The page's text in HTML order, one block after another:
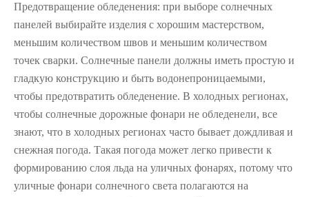
Предотвращение обледенения: при выборе солнечных
панелей выбирайте изделия с хорошим мастерством,
меньшим количеством швов и меньшим количеством
точек сварки. Солнечные панели должны иметь простую и
гладкую конструкцию и быть водонепроницаемыми,
чтобы предотвратить обледенение. В холодных регионах,
чтобы солнечные дорожные фонари не обледенели, все
знают, что в холодных регионах часто бывает дождливая и
снежная погода. Такая погода может легко привести к
формированию слоя льда на уличных фонарях, потому что
уличные фонари солнечного света полагаются на